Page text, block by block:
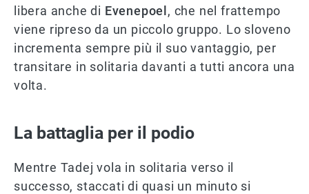
libera anche di Evenepoel , che nel frattempo
viene ripreso da un piccolo gruppo. Lo sloveno
incrementa sempre più il suo vantaggio, per
transitare in solitaria davanti a tutti ancora una
volta.
La battaglia per il podio
Mentre Tadej vola in solitaria verso il
successo, staccati di quasi un minuto si